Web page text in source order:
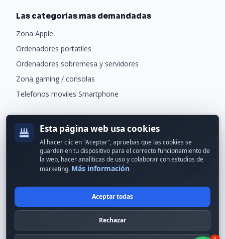
Las categorias mas demandadas
Zona Apple
Ordenadores portatiles
Ordenadores sobremesa y servidores
Zona gaming / consolas
Telefonos moviles Smartphone
Recibe ofertas exclusivas y novedades.
© 2024 Erson Tecnología. Todos los derechos reservados.
Política de privacidad
Esta página web usa cookies
Al hacer clic en "Aceptar", apruebas que las cookies se
guarden en tu dispositivo para el correcto funcionamiento de
la web, hacer analíticas de uso y colaborar con estudios de
marketing. Más información
Aceptar todas
Rechazar